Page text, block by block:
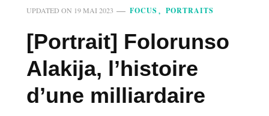
UPDATED ON 19 MAI 2023 FOCUS PORTRAITS
[Portrait] Folorunso
Alakija, l’histoire
d’une milliardaire